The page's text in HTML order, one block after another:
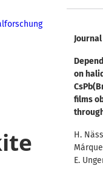
on
films
H.
E.